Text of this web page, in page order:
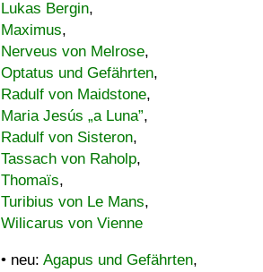
Lukas Bergin,
Maximus,
Nerveus von Melrose,
Optatus und Gefährten,
Radulf von Maidstone,
Maria Jesús „a Luna”,
Radulf von Sisteron,
Tassach von Raholp,
Thomaïs,
Turibius von Le Mans,
Wilicarus von Vienne
• neu: Agapus und Gefährten,